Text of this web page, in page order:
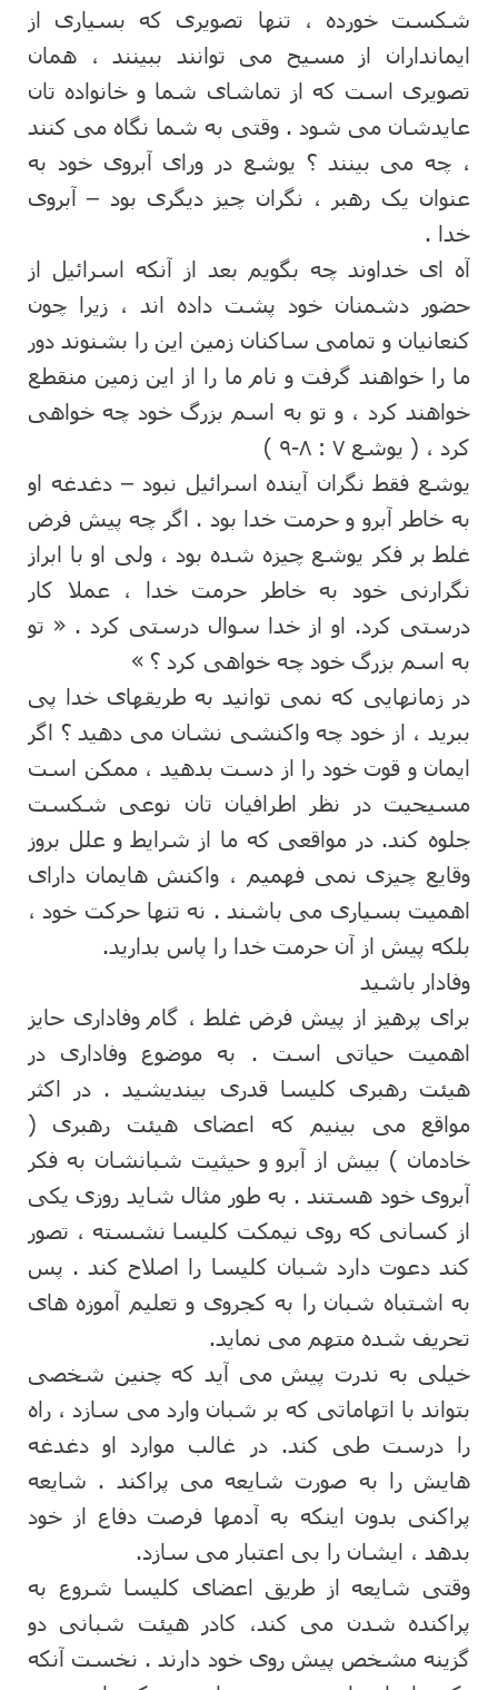
شکست خورده ، تنها تصویری که بسیاری از
ایمانداران از مسیح می توانند ببینند ، همان
تصویری است که از تماشای شما و خانواده تان
عایدشان می شود . وقتی به شما نگاه می کنند
، چه می بینند ؟ یوشع در ورای آبروی خود به
عنوان یک رهبر ، نگران چیز دیگری بود – آبروی
خدا .
آه ای خداوند چه بگویم بعد از آنکه اسرائیل از
حضور دشمنان خود پشت داده اند ، زیرا چون
کنعانیان و تمامی ساکنان زمین این را بشنوند دور
ما را خواهند گرفت و نام ما را از این زمین منقطع
خواهند کرد ، و تو به اسم بزرگ خود چه خواهی
کرد ، ( یوشع ۷ : ۸-۹ )
یوشع فقط نگران آینده اسرائیل نبود – دغدغه او
به خاطر آبرو و حرمت خدا بود . اگر چه پیش فرض
غلط بر فکر یوشع چیزه شده بود ، ولی او با ابراز
نگرارنی خود به خاطر حرمت خدا ، عملا کار
درستی کرد. او از خدا سوال درستی کرد . « تو
به اسم بزرگ خود چه خواهی کرد ؟ »
در زمانهایی که نمی توانید به طریقهای خدا پی
ببرید ، از خود چه واکنشی نشان می دهید ؟ اگر
ایمان و قوت خود را از دست بدهید ، ممکن است
مسیحیت در نظر اطرافیان تان نوعی شکست
جلوه کند. در مواقعی که ما از شرایط و علل بروز
وقایع چیزی نمی فهمیم ، واکنش هایمان دارای
اهمیت بسیاری می باشند . نه تنها حرکت خود ،
بلکه پیش از آن حرمت خدا را پاس بدارید.
وفادار باشید
برای پرهیز از پیش فرض غلط ، گام وفاداری حایز
اهمیت حیاتی است . به موضوع وفاداری در
هیئت رهبری کلیسا قدری بیندیشید . در اکثر
مواقع می بینیم که اعضای هیئت رهبری (
خادمان ) بیش از آبرو و حیثیت شبانشان به فکر
آبروی خود هستند . به طور مثال شاید روزی یکی
از کسانی که روی نیمکت کلیسا نشسته ، تصور
کند دعوت دارد شبان کلیسا را اصلاح کند . پس
به اشتباه شبان را به کجروی و تعلیم آموزه های
تحریف شده متهم می نماید.
خیلی به ندرت پیش می آید که چنین شخصی
بتواند با اتهاماتی که بر شبان وارد می سازد ، راه
را درست طی کند. در غالب موارد او دغدغه
هایش را به صورت شایعه می پراکند . شایعه
پراکنی بدون اینکه به آدمها فرصت دفاع از خود
بدهد ، ایشان را بی اعتبار می سازد.
وقتی شایعه از طریق اعضای کلیسا شروع به
پراکنده شدن می کند، کادر هیئت شبانی دو
گزینه مشخص پیش روی خود دارند . نخست آنکه